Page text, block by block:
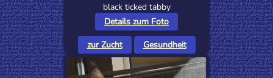
black ticked tabby
Details zum Foto
zur Zucht
Gesundheit